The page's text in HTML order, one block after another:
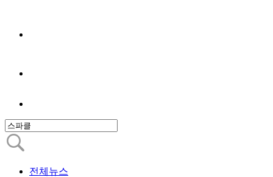
전체뉴스